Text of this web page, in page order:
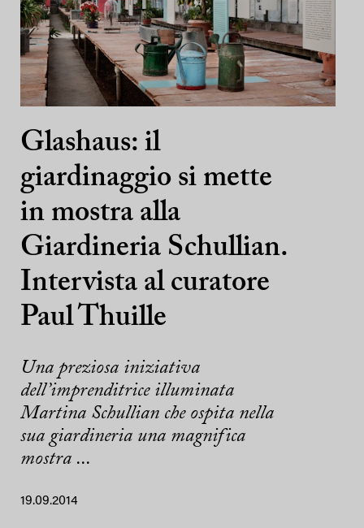
Glashaus: il
giardinaggio si mette
in mostra alla
Giardineria Schullian.
Intervista al curatore
Paul Thuille
Una preziosa iniziativa
dell’imprenditrice illuminata
Martina Schullian che ospita nella
sua giardineria una magnifica
mostra ...
19.09.2014